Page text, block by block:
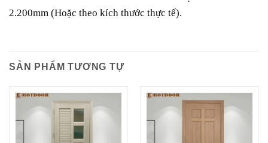
2.200mm (Hoặc theo kích thước thực tế).
SẢN PHẨM TƯƠNG TỰ